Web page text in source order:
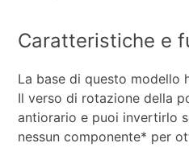
Caratteristiche e
La base di questo modello
Il verso di rotazione della
antiorario e puoi invertirlo
nessun componente* per